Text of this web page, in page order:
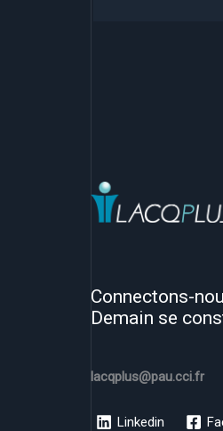
Connectons-
Demain se
lacqplus@pau.cci.fr
Linkedin